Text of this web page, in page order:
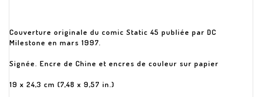
Couverture originale du comic Static 45 publiée par DC
Milestone en mars 1997.
Signée. Encre de Chine et encres de couleur sur papier
19 x 24,3 cm (7,48 x 9,57 in.)